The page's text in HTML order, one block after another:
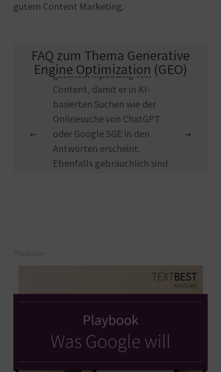
gutem Content Marketing.
FAQ zum Thema Generative
Engine Optimization (GEO)
Was ist Generative Engine
Optimization (GEO) ist die
gezielte Anpassung von
Content, damit er in KI-
basierten Suchen wie der
Onlinesuche von ChatGPT
oder Google SGE in den
Antworten erscheint.
Ebenfalls gebräuchlich sind
Playbook